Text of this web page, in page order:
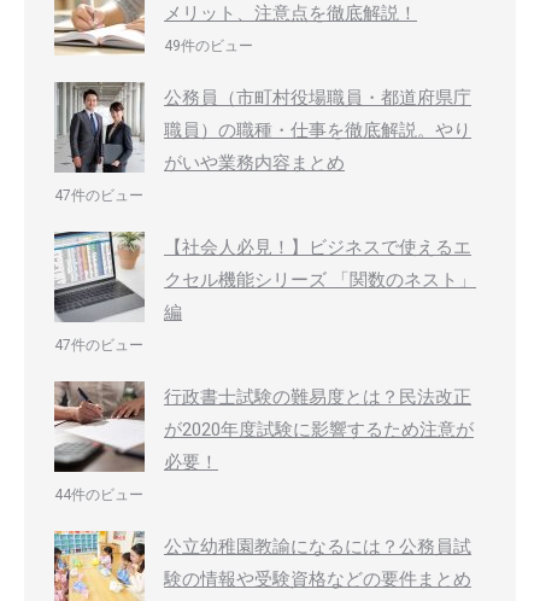
メリット、注意点を徹底解説！
49件のビュー
公務員（市町村役場職員・都道府県庁
職員）の職種・仕事を徹底解説。やり
がいや業務内容まとめ
47件のビュー
【社会人必見！】ビジネスで使えるエ
クセル機能シリーズ 「関数のネスト」
編
47件のビュー
行政書士試験の難易度とは？民法改正
が2020年度試験に影響するため注意が
必要！
44件のビュー
公立幼稚園教諭になるには？公務員試
験の情報や受験資格などの要件まとめ